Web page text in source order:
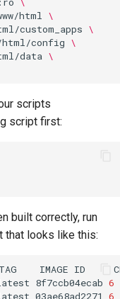
html
\
custom_apps \
config \
data \
scripts
script first:
built correctly, run
that looks like this:
TAG IMAGE ID
8f7ccb04ecab 6
03ae68ad2271
6